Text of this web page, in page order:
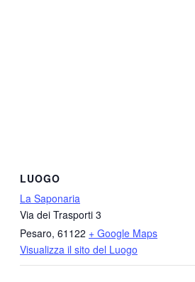
LUOGO
La Saponaria
Via dei Trasporti 3
Pesaro, 61122 + Google Maps
Visualizza il sito del Luogo